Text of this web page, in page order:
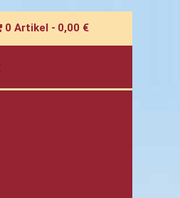
0 Artikel 0,00 €